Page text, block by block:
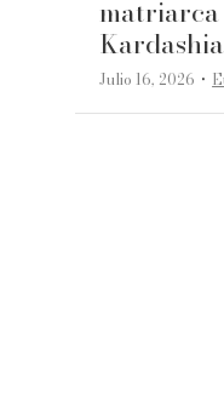
Julio 16, 2026 ·